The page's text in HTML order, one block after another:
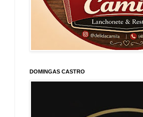
DOMINGAS CASTRO